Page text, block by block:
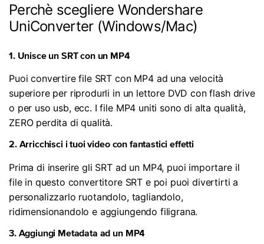
Perchè scegliere Wondershare
UniConverter (Windows/Mac)
1. Unisce un SRT con un MP4
Puoi convertire file SRT con MP4 ad una velocità
superiore per riprodurli in un lettore DVD con flash drive
o per uso usb, ecc. I file MP4 uniti sono di alta qualità,
ZERO perdita di qualità.
2. Arricchisci i tuoi video con fantastici effetti
Prima di inserire gli SRT ad un MP4, puoi importare il
file in questo convertitore SRT e poi puoi divertirti a
personalizzarlo ruotandolo, tagliandolo,
ridimensionandolo e aggiungendo filigrana.
3. Aggiungi Metadata ad un MP4